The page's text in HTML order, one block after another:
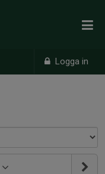
Logga in